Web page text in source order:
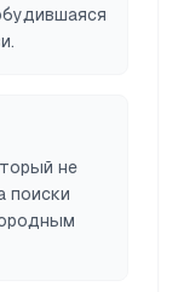
не
поиски